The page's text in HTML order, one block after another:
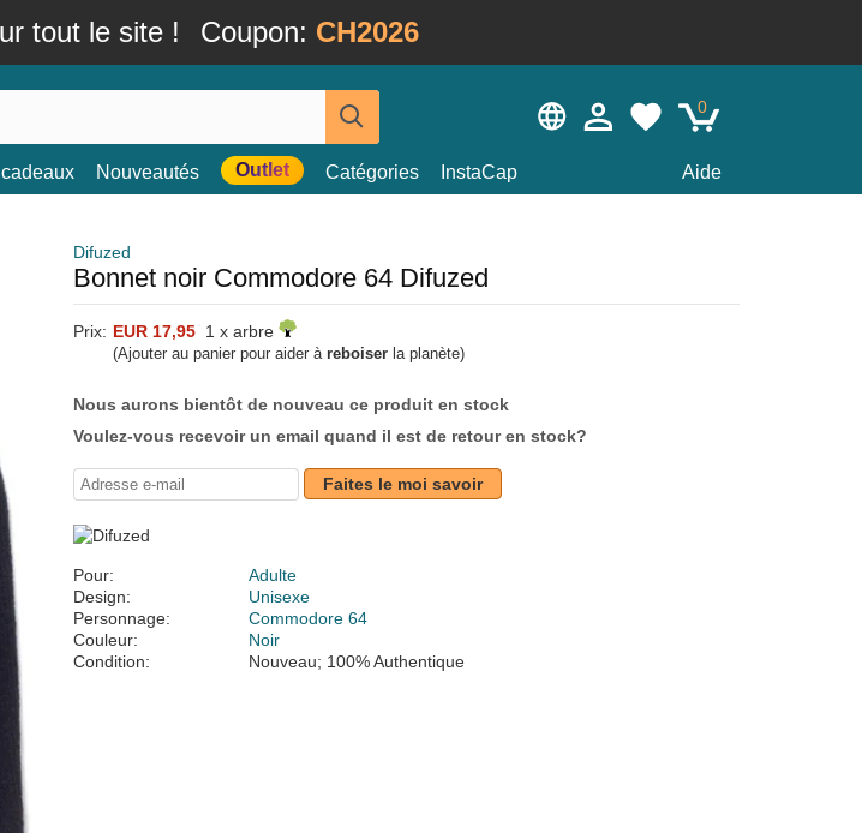
tout le site ! Coupon: CH2026
0
Nouveautés Outlet Catégories InstaCap Aide
Difuzed
Bonnet noir Commodore 64 Difuzed
Prix: EUR 17,95 1 x arbre
(Ajouter au panier pour aider à reboiser la planète)
Nous aurons bientôt de nouveau ce produit en stock
Voulez-vous recevoir un email quand il est de retour en stock?
Faites le moi savoir
Pour:
Adulte
Design:
Unisexe
Personnage:
Commodore 64
Couleur:
Noir
Condition:
Nouveau; 100% Authentique